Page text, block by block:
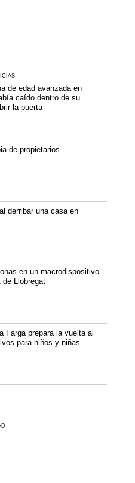
de edad avanzada en
caído dentro de su
la puerta
de propietarios
derribar una casa en
en un macrodispositivo
de Llobregat
Farga prepara la vuelta al
para niños y niñas